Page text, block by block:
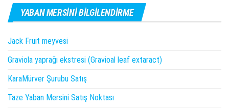
YABAN MERSINI BILGILENDIRME
Jack Fruit meyvesi
Graviola yaprağı ekstresi (Gravioal leaf extaract)
KaraMürver Şurubu Satış
Taze Yaban Mersini Satış Noktası